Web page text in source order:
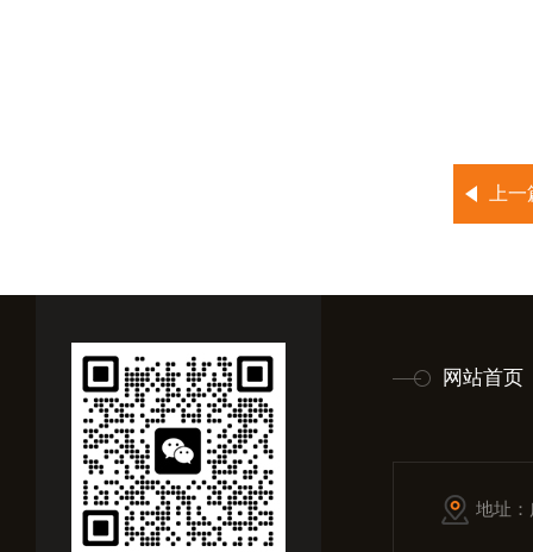
上
网站首页
地址